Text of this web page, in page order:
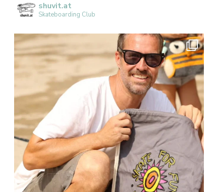
shuvit.at
Skateboarding Club